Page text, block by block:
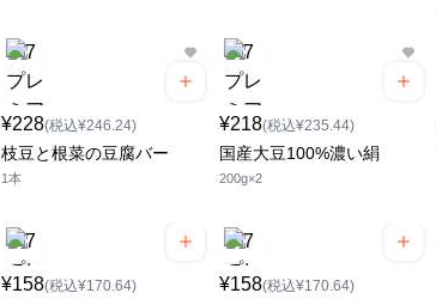
¥228(税込¥246.24)
枝豆と根菜の豆腐バー
1本
¥218(税込¥235.44)
国産大豆100%濃い絹
200g×2
¥158(税込¥170.64) ¥158(税込¥170.64)